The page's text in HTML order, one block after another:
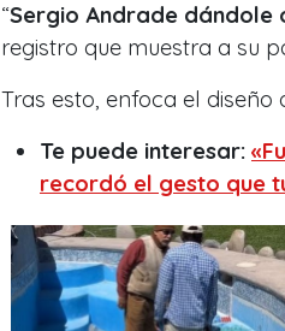
“Sergio Andrade dándole
registro que muestra a su
Tras esto, enfoca el
Te puede interesar:
recordó el gesto que